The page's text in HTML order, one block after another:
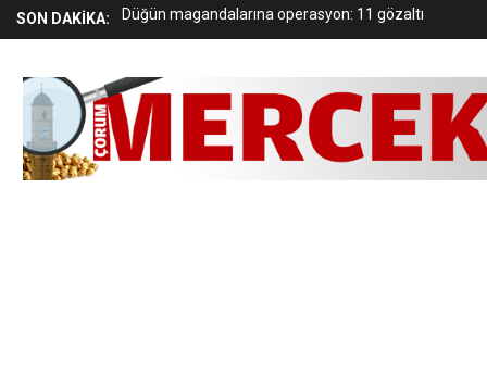
SON DAKİKA:
“Çocukların güvenliği toplumsal sorumluluktur”
Cinayet kurbanı kadın, Çorum’da toprağa verildi
vermeyiz”
“Temel hak ve özgürlükler kağıt üzerinde kalmıştır”
Belediye personeli tutuklandı